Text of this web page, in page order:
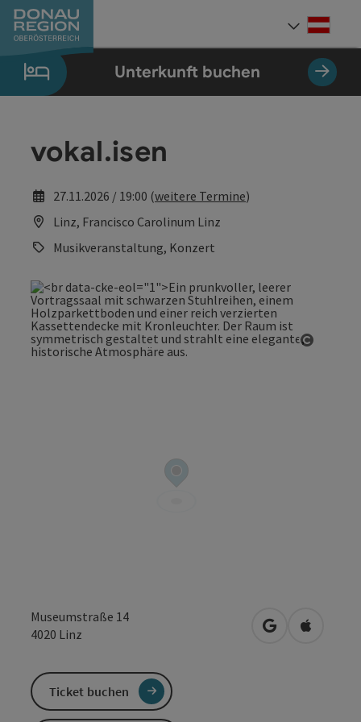
Zum Inhalt
Zur Navigation
Zum Seitenanfang
Zur Kontaktseite
Zum Impressum
Zur Startseite
Unterkunft buchen
vokal.isen
27.11.2026 / 19:00 (weitere Termine)
Linz, Francisco Carolinum Linz
Musikveranstaltung, Konzert
Museumstraße 14
4020 Linz in Googlein Apple
Ticket buchen